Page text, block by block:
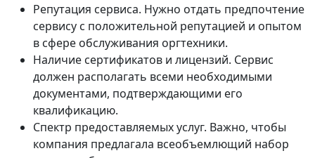
Репутация сервиса. Нужно отдать предпочтение
сервису с положительной репутацией и опытом
в сфере обслуживания оргтехники.
Наличие сертификатов и лицензий. Сервис
должен располагать всеми необходимыми
документами, подтверждающими его
квалификацию.
Спектр предоставляемых услуг. Важно, чтобы
компания предлагала всеобъемлющий набор